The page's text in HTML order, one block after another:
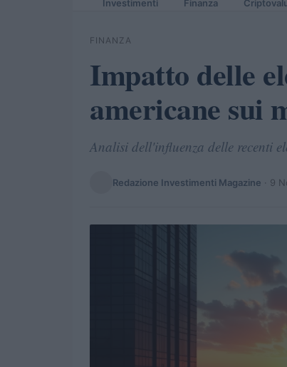
Investimenti Finanza
FINANZA
Impatto delle
americane sui
Analisi dell'influenza delle recenti
Redazione Investimenti Magazine · 9